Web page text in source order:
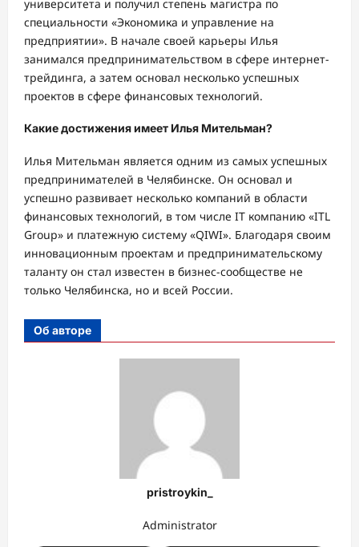
университета и получил степень магистра по
специальности «Экономика и управление на
предприятии». В начале своей карьеры Илья
занимался предпринимательством в сфере интернет-
трейдинга, а затем основал несколько успешных
проектов в сфере финансовых технологий.
Какие достижения имеет Илья Мительман?
Илья Мительман является одним из самых успешных
предпринимателей в Челябинске. Он основал и
успешно развивает несколько компаний в области
финансовых технологий, в том числе IT компанию «ITL
Group» и платежную систему «QIWI». Благодаря своим
инновационным проектам и предпринимательскому
таланту он стал известен в бизнес-сообществе не
только Челябинска, но и всей России.
Об авторе
pristroykin_
Administrator